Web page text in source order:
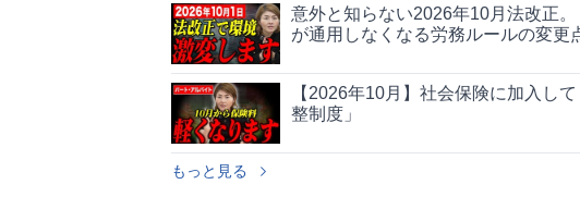
意外と知らない2026年10月法改正
が通用しなくなる労務ルールの変更
【2026年10月】社会保険に加入し
整制度」
もっと見る